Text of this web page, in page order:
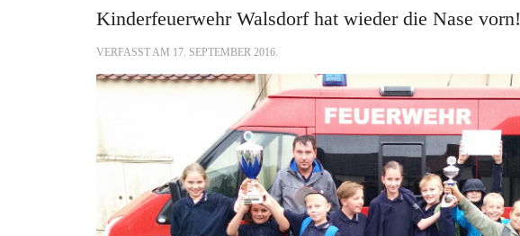
Kinderfeuerwehr Walsdorf hat wieder die Nase vorn!
VERFASST AM 17. SEPTEMBER 2016.